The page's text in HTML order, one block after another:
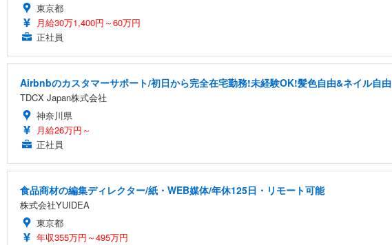
東京都
月給30万1,400円～60万円
正社員
Airbnbのカスタマーサポート/初日から完全在宅勤務!未経験OK!髪色自由&ネイル自由
TDCX Japan株式会社
神奈川県
月給26万円～
正社員
食品商材の編集ディレクター/紙・WEB媒体/年休125日・リモート可能
株式会社YUIDEA
東京都
年収355万円～495万円